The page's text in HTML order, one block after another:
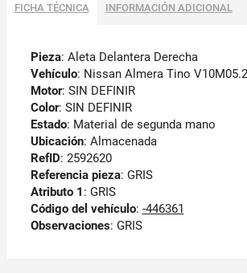
FICHA TÉCNICA INFORMACIÓN ADICIONAL
Pieza: Aleta Delantera Derecha
Vehículo: Nissan Almera Tino
Motor: SIN DEFINIR
Color: SIN DEFINIR
Estado: Material de segunda mano
Ubicación: Almacenada
RefID: 2592620
Referencia pieza: GRIS
Atributo 1 : GRIS
Código del vehículo: -446361
Observaciones: GRIS